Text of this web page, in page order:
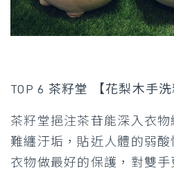
TOP 6 茶籽堂 【花梨木手洗
茶籽堂挹注茶苷能深入衣
難纏汙垢，貼近人體的弱
衣物做最好的保護，對雙手